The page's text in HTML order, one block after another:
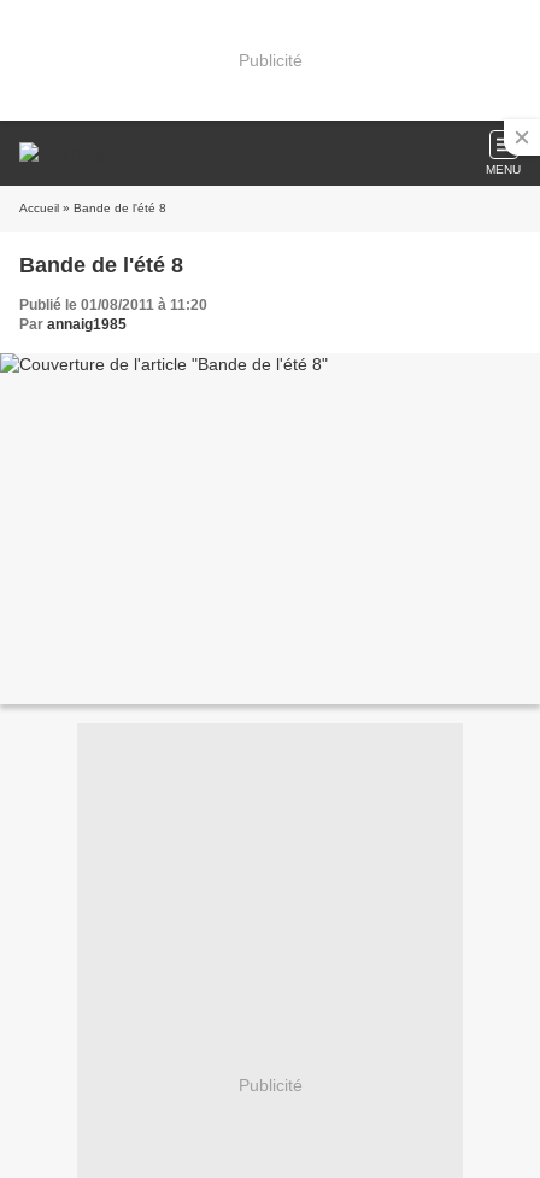
Publicité
MENU
Accueil » Bande de l'été 8
Bande de l'été 8
Publié le 01/08/2011 à 11:20
Par annaig1985
Publicité